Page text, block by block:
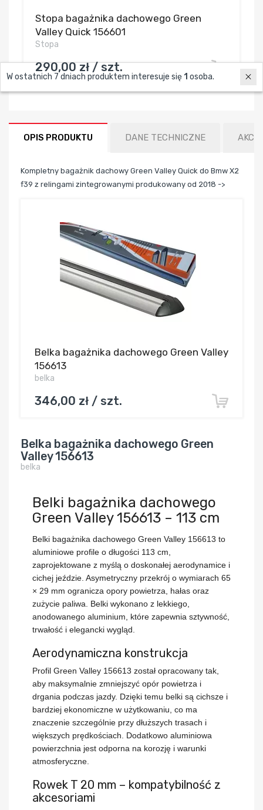
Stopa bagażnika dachowego Green
Valley Quick 156601
Stopa
290,00 zł / szt.
OPIS PRODUKTU DANE TECHNICZNE
Kompletny bagażnik dachowy Green Valley Quick do Bmw X2
f39 z relingami zintegrowanymi produkowany od 2018 ->
Belka bagażnika dachowego Green Valley
156613
belka
346,00 zł / szt.
Belka bagażnika dachowego Green
Valley 156613
belka
Belki bagażnika dachowego
Green Valley 156613 – 113 cm
Belki bagażnika dachowego Green Valley 156613 to
aluminiowe profile o długości 113 cm
zaprojektowane z myślą o doskonałej aerodynamice i
cichej jeździe. Asymetryczny przekrój o wymiarach 65
× 29 mm ogranicza opory powietrza, hałas oraz
zużycie paliwa. Belki wykonano z lekkiego,
anodowanego aluminium, które zapewnia sztywność,
trwałość i elegancki wygląd.
Aerodynamiczna konstrukcja
Profil Green Valley 156613 został opracowany tak,
aby maksymalnie zmniejszyć opór powietrza i
drgania podczas jazdy. Dzięki temu belki są cichsze i
bardziej ekonomiczne w użytkowaniu, co ma
znaczenie szczególnie przy dłuższych trasach i
większych prędkościach. Dodatkowo aluminiowa
powierzchnia jest odporna na korozję i warunki
atmosferyczne.
Rowek T 20 mm – kompatybilność z
akcesoriami
W ostatnich 7 dniach produktem interesuje się 1 osoba.